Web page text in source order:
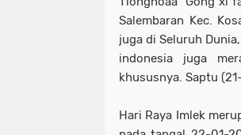
Salembaran Kec.
juga di Seluruh
indonesia juga
khususnya. Saptu
Hari Raya Imlek